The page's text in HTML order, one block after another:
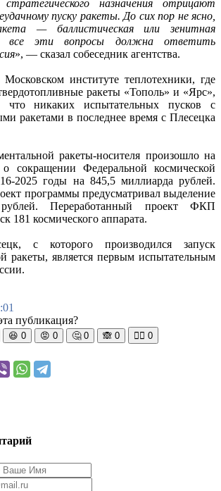
назначения отрицают
пуску ракеты. До сих пор не ясно,
— баллистическая или зенитная
все эти вопросы должна ответить
», — сказал собеседник агентства.
институте теплотехники, где
ракеты «Тополь» и «Ярс»,
что никаких испытательных пусков с
ракетами в последнее время с Плесецка
ракеты-носителя произошло на
сокращении Федеральной космической
2025 годы на 845,5 миллиарда рублей.
программы предусматривал выделение
Переработанный проект ФКП
181 космического аппарата.
с которого производился запуск
ракеты, является первым испытательным
публикация?
😆 0 😡 0 🤔 0 🙈 0 🧘‍♀️ 0